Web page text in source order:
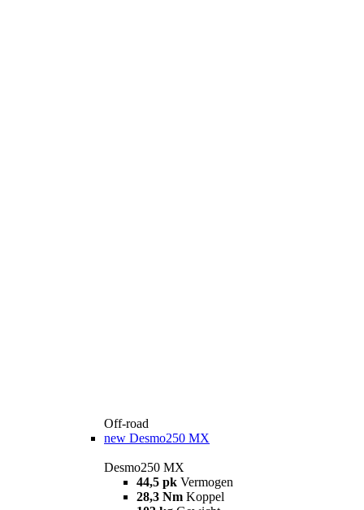
Off-road
new Desmo250 MX
Desmo250 MX
44,5 pk Vermogen
28,3 Nm Koppel